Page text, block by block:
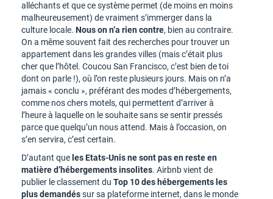
alléchants et que ce système permet (de moins en moins
malheureusement) de vraiment s’immerger dans la
culture locale. Nous on n’a rien contre, bien au contraire.
On a même souvent fait des recherches pour trouver un
appartement dans les grandes villes (mais c’était plus
cher que l’hôtel. Coucou San Francisco, c’est bien de toi
dont on parle !), où l’on reste plusieurs jours. Mais on n’a
jamais « conclu », préférant des modes d’hébergements,
comme nos chers motels, qui permettent d’arriver à
l’heure à laquelle on le souhaite sans se sentir pressés
parce que quelqu’un nous attend. Mais à l’occasion, on
s’en servira, c’est certain.
D’autant que les Etats-Unis ne sont pas en reste en
matière d’hébergements insolites. Airbnb vient de
publier le classement du Top 10 des hébergements les
plus demandéssur sa plateforme internet, dans le monde